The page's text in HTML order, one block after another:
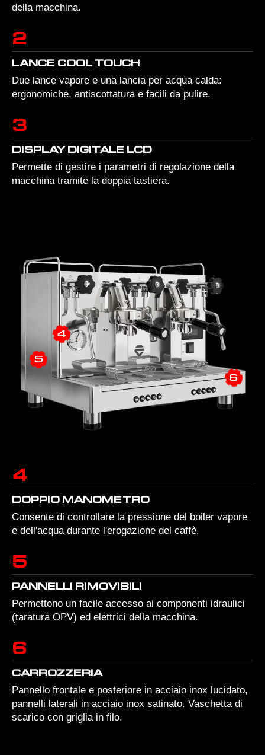
della macchina.
2
LANCE COOL TOUCH
Due lance vapore e una lancia per acqua calda:
ergonomiche, antiscottatura e facili da pulire.
3
DISPLAY DIGITALE LCD
Permette di gestire i parametri di regolazione della
macchina tramite la doppia tastiera.
4
5
6
4
DOPPIO MANOMETRO
Consente di controllare la pressione del boiler vapore
e dell'acqua durante l'erogazione del caffè.
5
PANNELLI RIMOVIBILI
Permettono un facile accesso ai componenti idraulici
(taratura OPV) ed elettrici della macchina.
6
CARROZZERIA
Pannello frontale e posteriore in acciaio inox lucidato,
pannelli laterali in acciaio inox satinato. Vaschetta di
scarico con griglia in filo.